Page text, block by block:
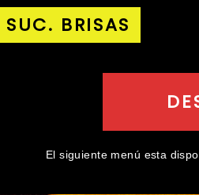
SUC. BRISAS
El siguiente menú esta